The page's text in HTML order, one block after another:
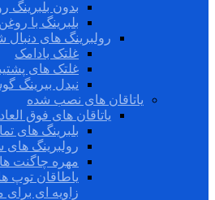
بدون بلبرینگ
بلبرینگ با
رولبرینگ های دنبال
غلتک بادامک
غلتک های
نیدل بیرینگ
یاتاقان های نصب شده
یاتاقان های فوق
بلبرینگ های
رولبرینگ های
مهره چاگنت
یاطاقان توپ
زاویه ای برای